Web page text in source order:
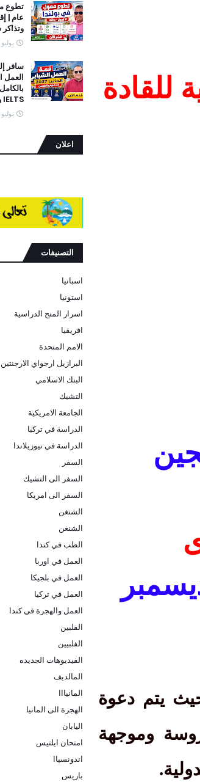
للقادة
ديسمبر
يتم دعوة
وموجهة
عام |
يوليو 29, 2026
العمل
IELTS وبدون خبرة سابقة
يوليو 24, 2026
اعلان
التصنيفات
اسبانيا
استونيا
اسرار المنح الدراسية
افريقيا
الامم المتحدة
البرازيل ارجواي الارجنتين
البنك الاسلامي
التشيك
الجامعة الامريكية
الدراسة في تركيا
الدراسة في نيوزيلاندا
السفر
السفر الى التشيك
السفر الى امريكا
الشتغن
الشنغن
الطب في كندا
العمل في اوربا
العمل في بلجيكا
العمل في تركيا
العمل والهجرة في كندا
الفلبين
الفلبيين
الفيديوهات الجديده
المالديف
المانيااا
الهجرة الى المانيا
اليابان
امتحان ايلتيس
اندونسياا
باريس